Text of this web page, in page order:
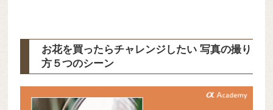
お花を買ったらチャレンジしたい 写真の撮り
方５つのシーン